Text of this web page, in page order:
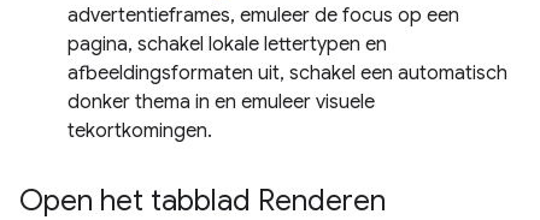
advertentieframes, emuleer de focus op een
pagina, schakel lokale lettertypen en
afbeeldingsformaten uit, schakel een automatisch
donker thema in en emuleer visuele
tekortkomingen.
Open het tabblad Renderen